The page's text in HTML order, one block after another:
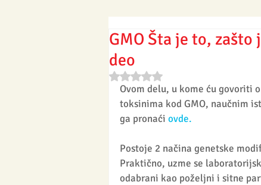
GMO Šta je to,
deo
Rated NaN out of 5 stars.
Ovom delu, u kome ću govoriti
toksinima kod GMO, naučnim
ga pronaći ovde.
Postoje 2 načina genetske
Praktično, uzme se
odabrani kao poželjni i sitne